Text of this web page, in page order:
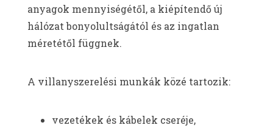
anyagok mennyiségétől, a kiépítendő új
hálózat bonyolultságától és az ingatlan
méretétől függnek.
A villanyszerelési munkák közé tartozik:
vezetékek és kábelek cseréje,